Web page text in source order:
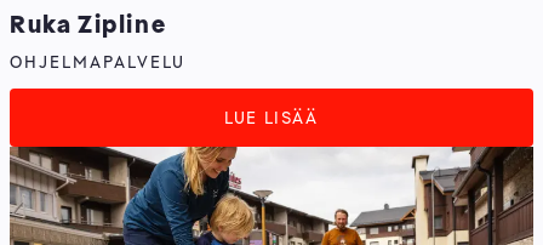
Ruka Zipline
OHJELMAPALVELU
LUE LISÄÄ